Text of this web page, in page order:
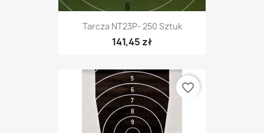
Tarcza NT23P- 250 Sztuk
141,45 zł
favorite_border